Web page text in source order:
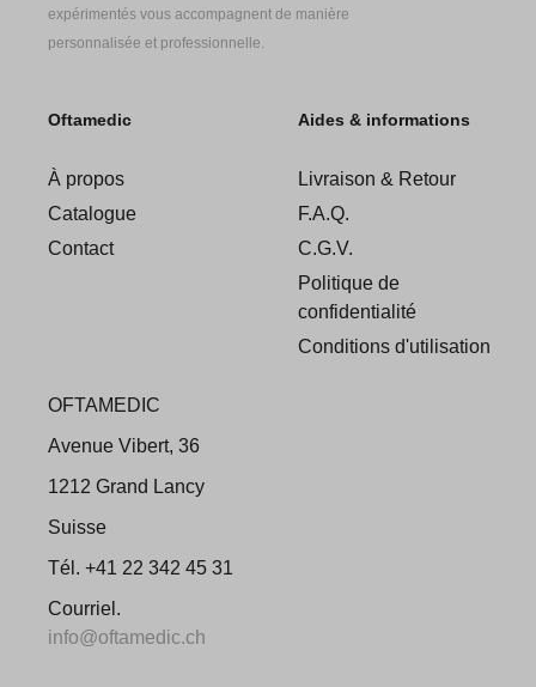
expérimentés vous accompagnent de manière
personnalisée et professionnelle.
Oftamedic
À propos
Catalogue
Contact
Aides & informations
Livraison & Retour
F.A.Q.
C.G.V.
Politique de
confidentialité
Conditions d'utilisation
OFTAMEDIC
Avenue Vibert, 36
1212 Grand Lancy
Suisse
Tél. +41 22 342 45 31
Courriel.
info@oftamedic.ch